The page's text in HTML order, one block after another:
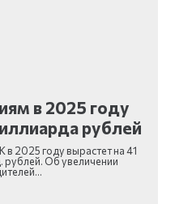
в 2025 году
рублей
2025 году вырастет на 41
рублей. Об увеличении